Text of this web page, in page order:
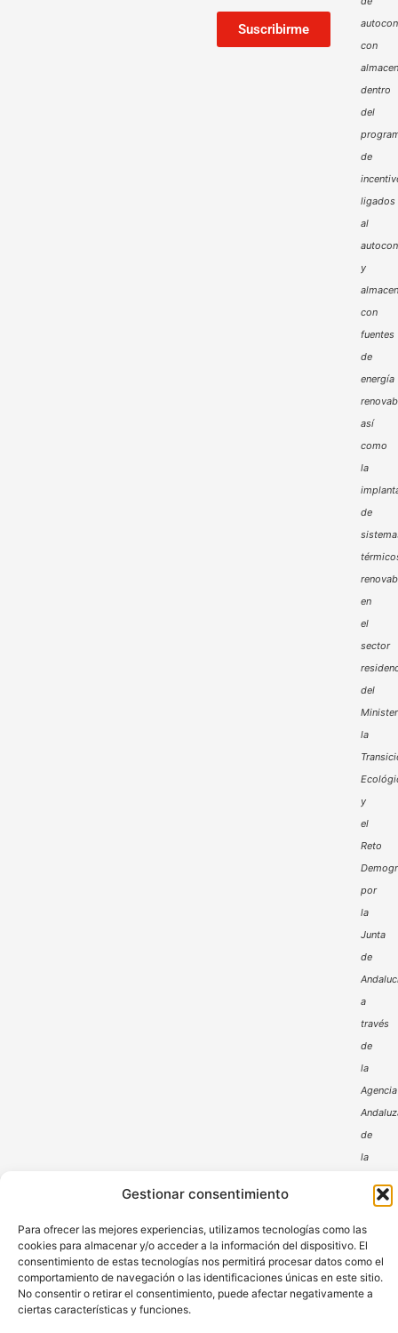
Gestionar consentimiento
Para ofrecer las mejores experiencias, utilizamos tecnologías como las
cookies para almacenar y/o acceder a la información del dispositivo. El
consentimiento de estas tecnologías nos permitirá procesar datos como el
comportamiento de navegación o las identificaciones únicas en este sitio.
No consentir o retirar el consentimiento, puede afectar negativamente a
ciertas características y funciones.
Suscribirme
con
dentro
del
de
ligados
al
y
con
fuentes
de
energía
así
como
la
de
en
el
sector
del
la
y
el
Reto
por
la
Junta
de
a
través
de
la
Agencia
de
la
Aviso Legal Política de Privacidad